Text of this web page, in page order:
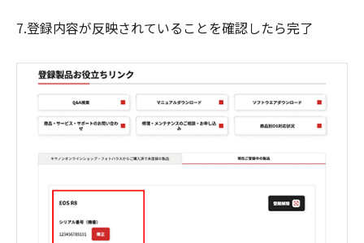
7.登録内容が反映されていることを確認したら完了